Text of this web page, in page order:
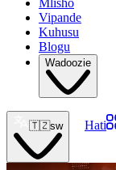
Mlisho
Vipande
Kuhusu
Blogu
Wadoozie
🇹🇿sw Hati